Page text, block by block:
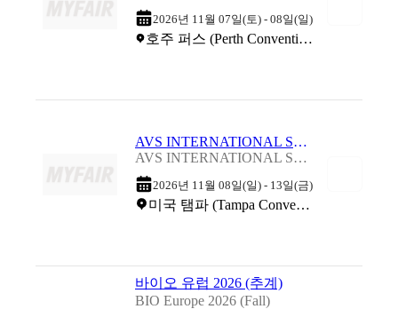
2026년 11월 07일(토) - 08일(일)
호주 퍼스 (Perth Convention Exhibition Centre)
AVS INTERNATIONAL SYMPOSIUM 2026
AVS INTERNATIONAL SYMPOSIUM 2026
2026년 11월 08일(일) - 13일(금)
미국 탬파 (Tampa Convention Center)
바이오 유럽 2026 (추계)
BIO Europe 2026 (Fall)